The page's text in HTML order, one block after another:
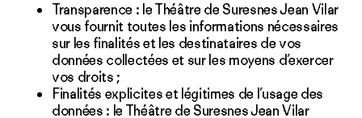
Transparence : le Théâtre de Suresnes Jean Vilar
vous fournit toutes les informations nécessaires
sur les finalités et les destinataires de vos
données collectées et sur les moyens d’exercer
vos droits ;
Finalités explicites et légitimes de l’usage des
données : le Théâtre de Suresnes Jean Vilar